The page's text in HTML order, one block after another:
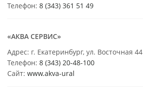
Телефон: 8 (343) 361 51 49
«АКВА СЕРВИС»
Адрес: г. Екатеринбург, ул. Восточная 44
Телефон: 8 (343) 20-48-100
Сайт: www.akva-ural